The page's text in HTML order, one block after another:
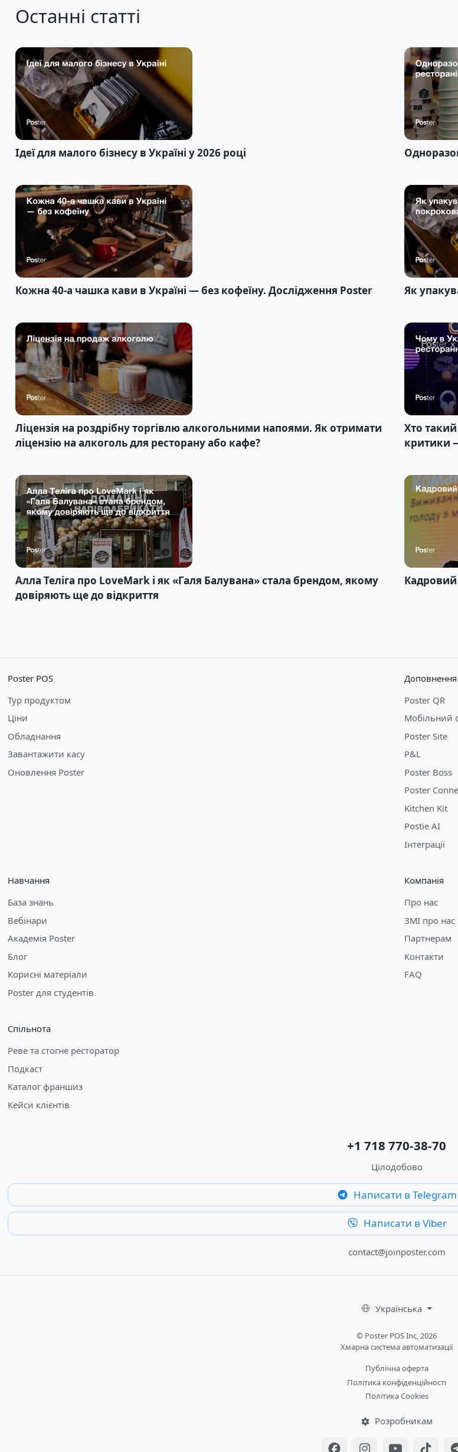
Останні статті
Ідеї для малого бізнесу в Україні у 2026 році
Кожна 40-а чашка кави в Україні — без кофеїну. Дослідження Poster Як
Ліцензія на роздрібну торгівлю алкогольними напоями. Як отримати
ліцензію на алкоголь для ресторану або кафе?
Хто
критики
Алла Теліга про LoveMark і як «Галя Балувана» стала брендом, якому
довіряють ще до відкриття
Кадровий
Poster POS
Тур продуктом
Ціни
Обладнання
Завантажити касу
Оновлення Poster
Доповнення
Poster QR
Мобільний
Poster Site
P&L
Poster Boss
Poster
Kitchen Kit
Postie AI
Інтеграції
Навчання
База знань
Вебінари
Академія Poster
Блог
Корисні матеріали
Poster для студентів
Компанія
Про нас
ЗМІ про нас
Партнерам
Контакти
FAQ
Спільнота
Реве та стогне ресторатор
Подкаст
Каталог франшиз
Кейси клієнтів
+1 718 770-38-70
Цілодобово
Написати в Telegram
Написати в Viber
contact@joinposter.com
Українська
© Poster POS Inc, 2026
Хмарна система автоматизації
Публічна оферта
Політика конфіденційності
Політика Cookies
Розробникам